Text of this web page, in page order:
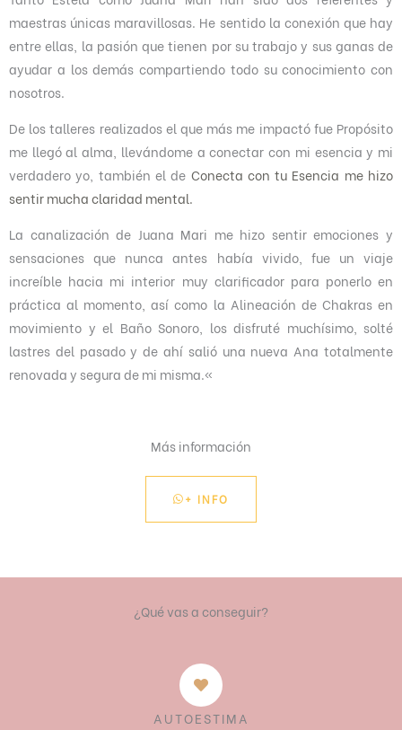
maestras únicas maravillosas. He sentido la conexión que hay
entre ellas, la pasión que tienen por su trabajo y sus ganas de
ayudar a los demás compartiendo todo su conocimiento con
nosotros.
De los talleres realizados el que más me impactó fue Propósito
me llegó al alma, llevándome a conectar con mi esencia y mi
verdadero yo, también el de Conecta con tu Esencia me hizo
sentir mucha claridad mental.
La canalización de Juana Mari me hizo sentir emociones y
sensaciones que nunca antes había vivido, fue un viaje
increíble hacia mi interior muy clarificador para ponerlo en
práctica al momento, así como la Alineación de Chakras en
movimiento y el Baño Sonoro, los disfruté muchísimo, solté
lastres del pasado y de ahí salió una nueva Ana totalmente
renovada y segura de mi misma.«
Más información
+ INFO
¿Qué vas a conseguir?
AUTOESTIMA